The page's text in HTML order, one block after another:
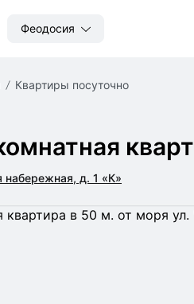
Феодосия
квартиры посуточно
д. 1 «К»